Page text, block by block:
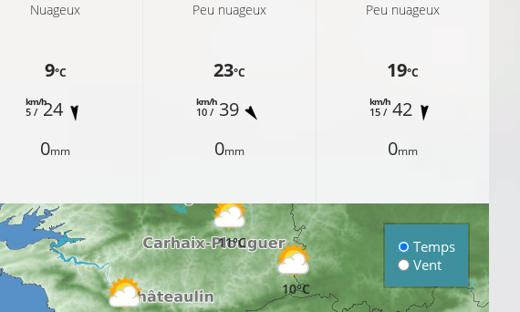
Nuageux
9°C
5 /
km/h24
0mm
Peu nuageux
23°C
10 /
km/h 39
0mm
Peu nuageux
19°C
15 /
km/h42
0mm
10°C
11°C
Temps
Vent